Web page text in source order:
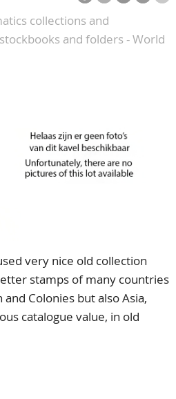
collections and
and folders - World
very nice old collection
stamps of many countries
Colonies but also Asia,
catalogue value, in old